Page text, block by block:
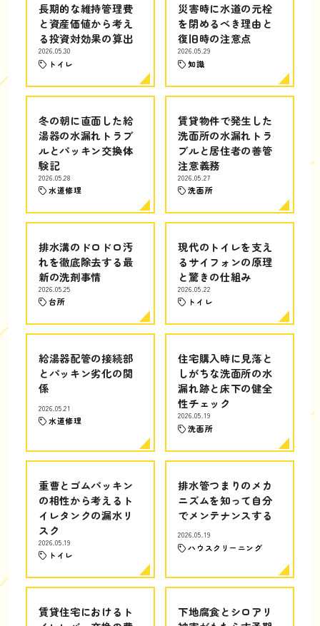
長期的な維持管理費
と資産価値から考え
る投資対効果の算出
2026.05.30
トイレ
災害時に水道の元栓
を閉めるべき理由と
復旧時の注意点
2026.05.29
知識
冬の朝に直面した給
湯器の水漏れトラブ
ルとパッキン交換体
験記
2026.05.28
水道修理
賃貸物件で発生した
洗面所の水漏れトラ
ブルと居住者の善管
注意義務
2026.05.27
洗面所
排水溝のドロドロ汚
れを徹底除去する最
新の洗剤事情
2026.05.25
台所
現代のトイレを支え
るサイフォンの原理
と驚きの仕組み
2026.05.22
トイレ
給湯器配管の接続部
とパッキン劣化の関
係
2026.05.21
水道修理
住宅購入時に見落と
しがちな洗面所の水
漏れ跡と床下の健全
性チェック
2026.05.19
洗面所
重曹とゴムパッキン
の相性から考えるト
イレタンクの漏水リ
スク
2026.05.19
トイレ
排水管つまりのメカ
ニズムを知って自分
でメンテナンスする
2026.05.19
ハウスクリーニング
賃貸住宅におけるト
下地腐食とシロアリ